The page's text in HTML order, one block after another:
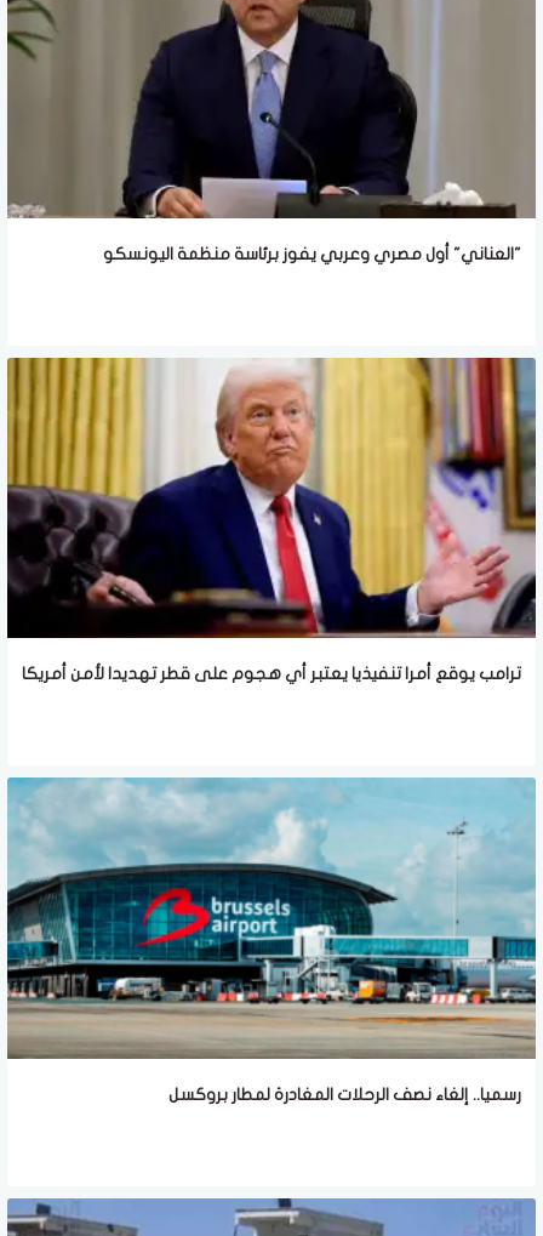
"العناني" أول مصري وعربي يفوز برئاسة منظمة اليونسكو
ترامب يوقع أمرا تنفيذيا يعتبر أي هجوم على قطر تهديدا لأمن أمريكا
رسميا.. إلغاء نصف الرحلات المغادرة لمطار بروكسل